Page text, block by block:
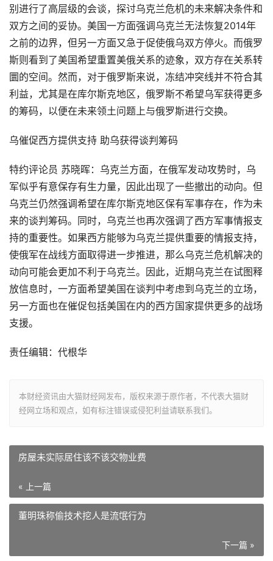
别进行了高层级的会谈，探讨乌克兰危机的未来解决条件和
双方之间的妥协。美国一方面强调乌克兰无法恢复2014年
之前的边界，但另一方面又急于促使俄乌双方停火。而俄罗
斯则看到了美国希望重置美俄关系的迹象，双方存在关系转
圜的空间。然而，对于俄罗斯来说，冻结冲突线并不符合其
利益，尤其是在库尔斯克地区，俄罗斯不希望乌军获得更多
的筹码，以便在未来领土问题上与俄罗斯进行交换。
乌催促西方提供支持 助乌获得谈判筹码
特约评论员 苏晓晖：乌克兰方面，在俄军发动攻势时，乌
军似乎有意保存有生力量，因此出现了一些撤出的动向。但
乌克兰仍然强调希望在库尔斯克地区保有军事存在，作为未
来的谈判筹码。同时，乌克兰也再次强调了西方军事情报支
持的重要性。如果西方能够为乌克兰提供重要的情报支持，
使俄军在战线方面取得进一步推进，那么乌克兰危机解决的
动向可能会更加不利于乌克兰。因此，近期乌克兰在试图释
放信息时，一方面希望美国在谈判中考虑到乌克兰的立场，
另一方面也在催促包括美国在内的西方国家提供更多的战场
支援。
责任编辑：代根华
本财经资讯由大猫财经网发布，版权来源于原作者，不代表大猫财
经网立场和观点，如有标注错误或侵犯利益请联系我们。
房屋未实际居住该不该交物业费
« 上一篇
董明珠称偷技术挖人是流氓行为
下一篇 »